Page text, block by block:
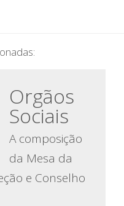
Orgãos
Sociais
A composição
da Mesa da
e Conselho